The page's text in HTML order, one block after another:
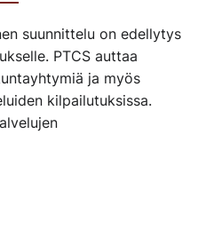
suunnittelu on edellytys
PTCS auttaa
ja myös
kilpailutuksissa.